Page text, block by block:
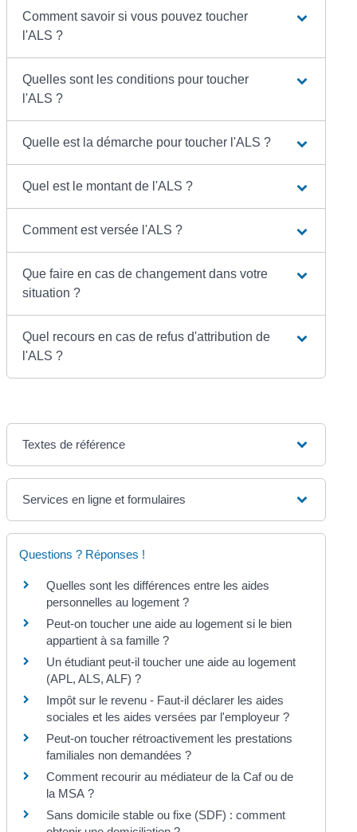
Comment savoir si vous pouvez toucher
l'ALS ?
Quelles sont les conditions pour toucher
l'ALS ?
Quelle est la démarche pour toucher l'ALS ?
Quel est le montant de l'ALS ?
Comment est versée l'ALS ?
Que faire en cas de changement dans votre
situation ?
Quel recours en cas de refus d'attribution de
l'ALS ?
Textes de référence
Services en ligne et formulaires
Questions ? Réponses !
Quelles sont les différences entre les aides
personnelles au logement ?
Peut-on toucher une aide au logement si le bien
appartient à sa famille ?
Un étudiant peut-il toucher une aide au logement
(APL, ALS, ALF) ?
Impôt sur le revenu - Faut-il déclarer les aides
sociales et les aides versées par l'employeur ?
Peut-on toucher rétroactivement les prestations
familiales non demandées ?
Comment recourir au médiateur de la Caf ou de
la MSA ?
Sans domicile stable ou fixe (SDF) : comment